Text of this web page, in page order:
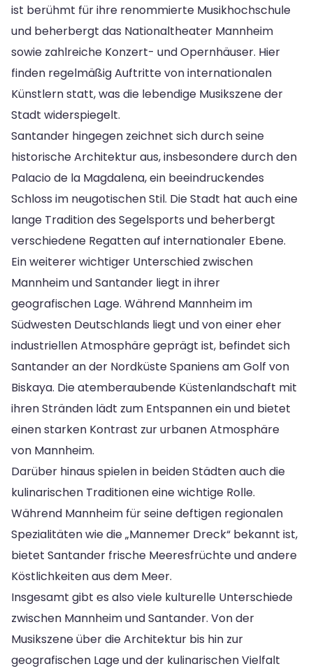
ist berühmt für ihre renommierte Musikhochschule
und beherbergt das Nationaltheater Mannheim
sowie zahlreiche Konzert- und Opernhäuser. Hier
finden regelmäßig Auftritte von internationalen
Künstlern statt, was die lebendige Musikszene der
Stadt widerspiegelt.
Santander hingegen zeichnet sich durch seine
historische Architektur aus, insbesondere durch den
Palacio de la Magdalena, ein beeindruckendes
Schloss im neugotischen Stil. Die Stadt hat auch eine
lange Tradition des Segelsports und beherbergt
verschiedene Regatten auf internationaler Ebene.
Ein weiterer wichtiger Unterschied zwischen
Mannheim und Santander liegt in ihrer
geografischen Lage. Während Mannheim im
Südwesten Deutschlands liegt und von einer eher
industriellen Atmosphäre geprägt ist, befindet sich
Santander an der Nordküste Spaniens am Golf von
Biskaya. Die atemberaubende Küstenlandschaft mit
ihren Stränden lädt zum Entspannen ein und bietet
einen starken Kontrast zur urbanen Atmosphäre
von Mannheim.
Darüber hinaus spielen in beiden Städten auch die
kulinarischen Traditionen eine wichtige Rolle.
Während Mannheim für seine deftigen regionalen
Spezialitäten wie die „Mannemer Dreck“ bekannt ist,
bietet Santander frische Meeresfrüchte und andere
Köstlichkeiten aus dem Meer.
Insgesamt gibt es also viele kulturelle Unterschiede
zwischen Mannheim und Santander. Von der
Musikszene über die Architektur bis hin zur
geografischen Lage und der kulinarischen Vielfalt